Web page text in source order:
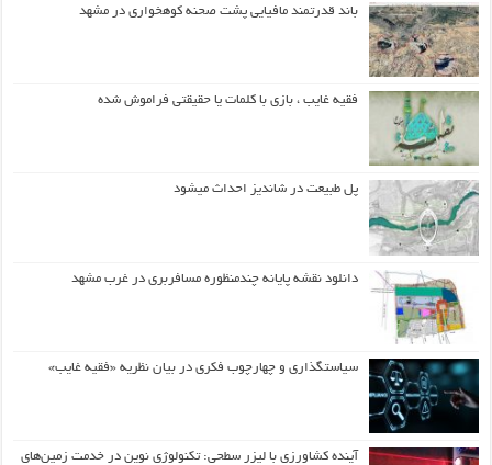
باند قدرتمند مافیایی پشت صحنه کوهخواری در مشهد
فقیه غایب ، بازی با کلمات یا حقیقتی فراموش شده
پل طبیعت در شاندیز احداث میشود
دانلود نقشه پایانه چندمنظوره مسافربری در غرب مشهد
سیاستگذاری و چهارچوب فکری در بیان نظریه «فقیه غایب»
آینده کشاورزی با لیزر سطحی: تکنولوژی نوین در خدمت زمین‌های